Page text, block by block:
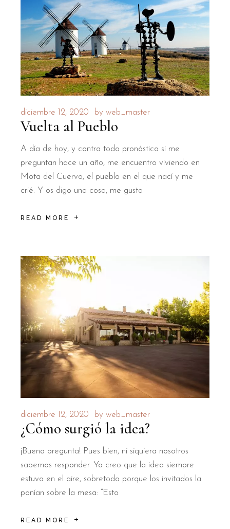
diciembre 12, 2020 by web_master
Vuelta al Pueblo
A día de hoy, y contra todo pronóstico si me
preguntan hace un año, me encuentro viviendo en
Mota del Cuervo, el pueblo en el que nací y me
crié. Y os digo una cosa, me gusta
READ MORE
diciembre 12, 2020 by web_master
¿Cómo surgió la idea?
¡Buena pregunta! Pues bien, ni siquiera nosotros
sabemos responder. Yo creo que la idea siempre
estuvo en el aire, sobretodo porque los invitados la
ponían sobre la mesa: “Esto
READ MORE